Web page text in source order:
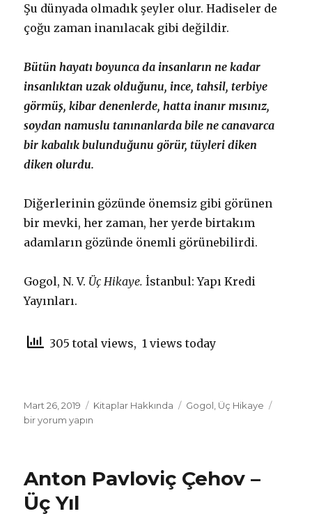
Şu dünyada olmadık şeyler olur. Hadiseler de
çoğu zaman inanılacak gibi değildir.
Bütün hayatı boyunca da insanların ne kadar
insanlıktan uzak olduğunu, ince, tahsil, terbiye
görmüş, kibar denenlerde, hatta inanır mısınız,
soydan namuslu tanınanlarda bile ne canavarca
bir kabalık bulunduğunu görür, tüyleri diken
diken olurdu.
Diğerlerinin gözünde önemsiz gibi görünen
bir mevki, her zaman, her yerde birtakım
adamların gözünde önemli görünebilirdi.
Gogol, N. V. Üç Hikaye. İstanbul: Yapı Kredi
Yayınları.
305 total views, 1 views today
Yayın
tarihi
Mart 26, 2019 Kategoriler
Kitaplar Hakkında Etiketler
Gogol, Üç Hikaye
bir yorum yapın
Anton Pavloviç Çehov –
Üç Yıl